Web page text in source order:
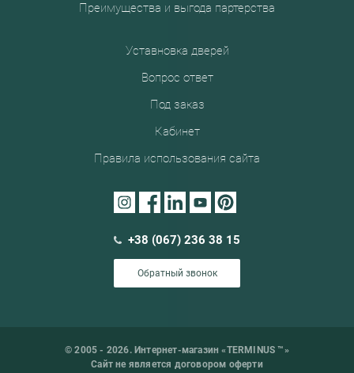
Преимущества и выгода партерства
Уставновка дверей
Вопрос ответ
Под заказ
Кабинет
Правила использования сайта
+38 (067) 236 38 15
Обратный звонок
© 2005 - 2026. Интернет-магазин «TERMINUS ™»
Сайт не является договором оферти